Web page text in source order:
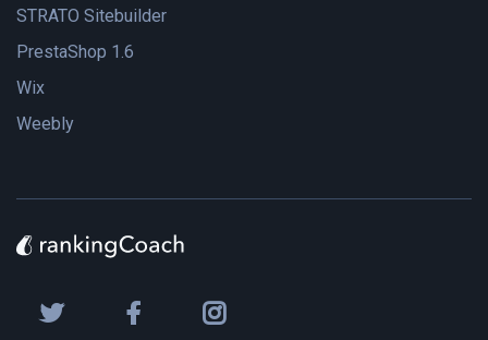
STRATO Sitebuilder
PrestaShop 1.6
Wix
Weebly